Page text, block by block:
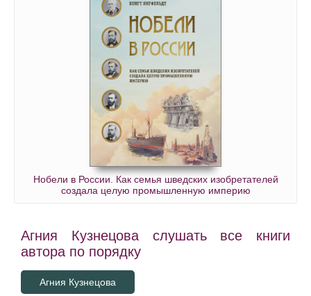
Нобели в России. Как семья шведских изобретателей
создала целую промышленную империю
Агния Кузнецова слушать все книги
автора по порядку
Агния Кузнецова